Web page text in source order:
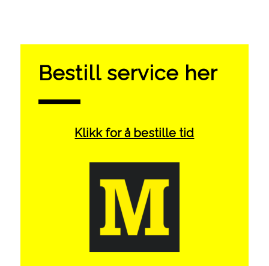
Bestill service her
Klikk for å bestille tid